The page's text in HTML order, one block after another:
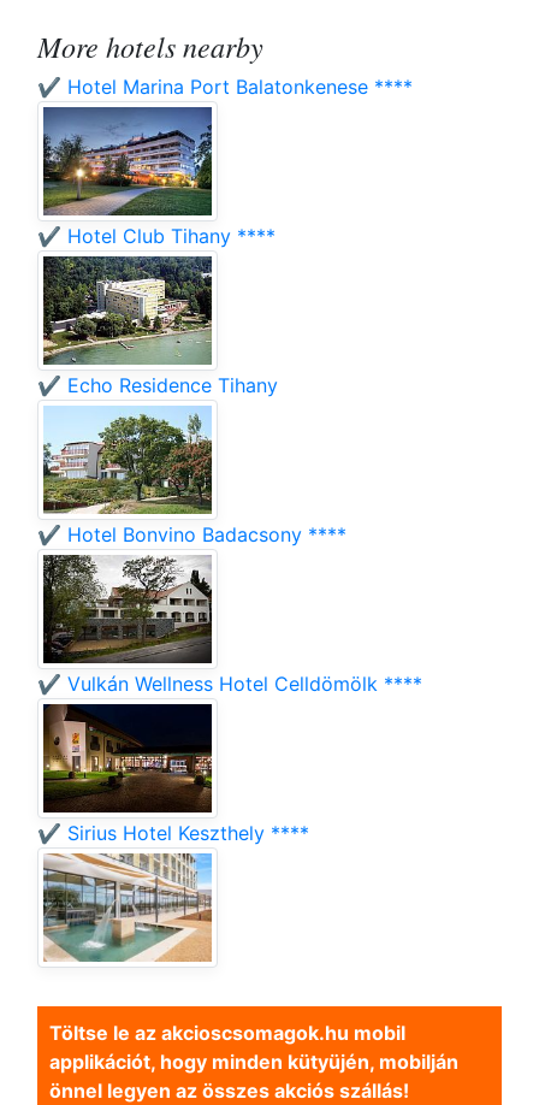
More hotels nearby
✔️ Hotel Marina Port Balatonkenese ****
✔️ Hotel Club Tihany ****
✔️ Echo Residence Tihany
✔️ Hotel Bonvino Badacsony ****
✔️ Vulkán Wellness Hotel Celldömölk ****
✔️ Sirius Hotel Keszthely ****
Töltse le az akcioscsomagok.hu mobil
applikációt, hogy minden kütyüjén, mobilján
önnel legyen az összes akciós szállás!